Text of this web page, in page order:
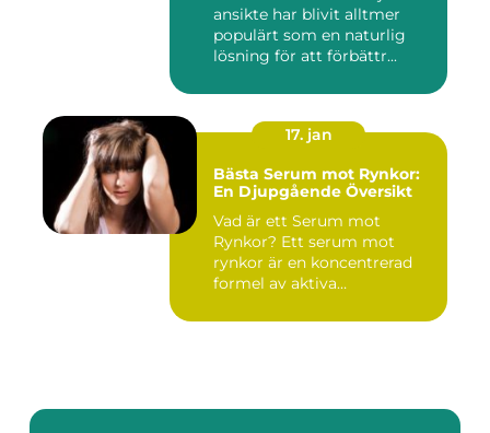
ansikte har blivit alltmer
populärt som en naturlig
lösning för att förbättr...
17. jan
Bästa Serum mot Rynkor:
En Djupgående Översikt
Vad är ett Serum mot
Rynkor? Ett serum mot
rynkor är en koncentrerad
formel av aktiva